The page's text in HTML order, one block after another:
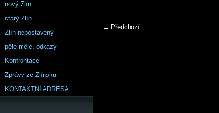
← Předchozí
nový Zlín
starý Zlín
Zlín nepostavený
pêle-mêle, odkazy
Konfrontace
Zprávy ze Zlínska
KONTAKTNÍ ADRESA